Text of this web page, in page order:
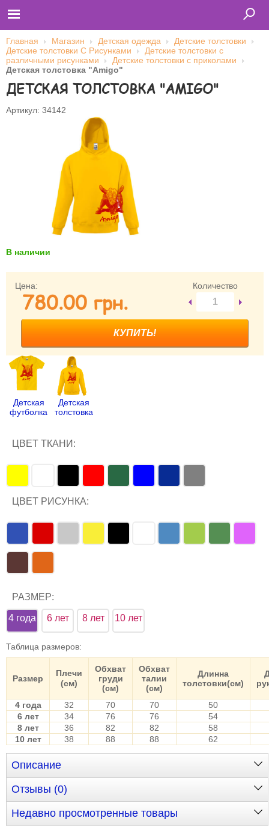
Главная
Футболки
Толстовки (кенгурушки)
Свитшоты
Лонгсливы
Сотрудничество
Имя пользователя (логин)
Запомнить меня
Забыли пароль?
Забыли имя пользователя (логин)?
Регистрация
Главная Магазин Детская одежда
Детские толстовки
Детские толстовки С Рисунками
Детские толстовки с
различными рисунками
Детские толстовки с приколами
Детская толстовка "Amigo"
ДЕТСКАЯ ТОЛСТОВКА "AMIGO"
Артикул: 34142
В наличии
Цена:
780.00 грн.
Количество
Детская
футболка
Детская
толстовка
ЦВЕТ ТКАНИ:
ЦВЕТ РИСУНКА:
РАЗМЕР:
4 года 6 лет 8 лет 10 лет
Таблица размеров:
Размер
Плечи
(см)
Обхват
груди
(см)
Обхват
талии
(см)
Длинна
толстовки(см)
4 года 32 70 70
50
6 лет
34 76 76
54
8 лет
36 82 82
58
10 лет
38 88 88 62
Описание
Отзывы (0)
Недавно просмотренные товары